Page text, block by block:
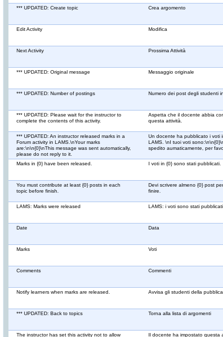
*** UPDATED: Create topic Crea argomento
Edit Activity Modifica
Next Activity Prossima Attività
*** UPDATED: Original message Messaggio originale
*** UPDATED: Number of postings Numero dei post degli studenti
*** UPDATED: Please wait for the instructor to
complete the contents of this activity.
Aspetta che il docente abbia
questa attività.
*** UPDATED: An instructor released marks in a
Forum activity in LAMS.\nYour marks
are:\n\n{0}\nThis message was sent automatically,
please do not reply to it.
Un docente ha pubblicato i voti
LAMS. \nI tuoi voti
spedito aumaticamente, per
Marks in {0} have been released. I voti in {0} sono stati pubblicati.
You must contribute at least {0} posts in each
topic before finish.
Devi scrivere almeno {0} post
finire.
LAMS: Marks were released LAMS: i voti sono stati pubblicati
Date Data
Marks Voti
Comments Commenti
Notify learners when marks are released. Avvisa gli studenti della
*** UPDATED: Back to topics Torna alla lista di argomenti
The instructor has set this activity not to allow
Il docente ha impostato questa